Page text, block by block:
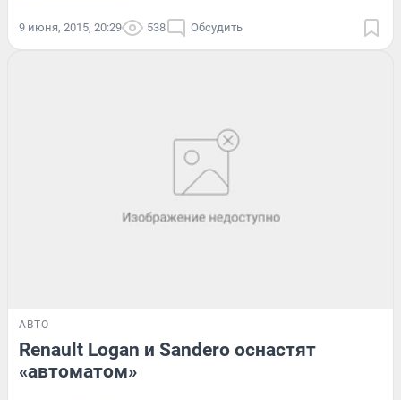
9 июня, 2015, 20:29 538 Обсудить
АВТО
Renault Logan и Sandero оснастят
«автоматом»